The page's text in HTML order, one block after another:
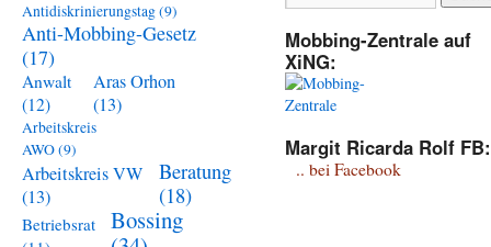
Antidiskrinierungstag(9)
Anti-Mobbing-Gesetz
(17)
Anwalt
(12)
Aras Orhon
(13)
Arbeitskreis
AWO(9)
Arbeitskreis VW
(13)
Beratung
(18)
Betriebsrat
Bossing
Mobbing-Zentrale auf
XiNG:
Margit Ricarda Rolf FB:
.. bei Facebook